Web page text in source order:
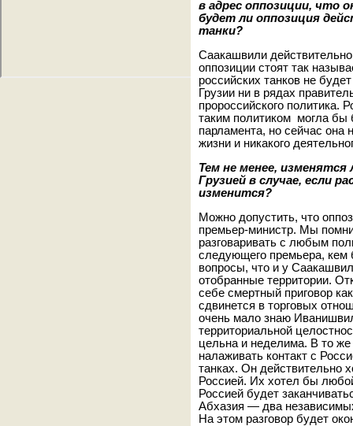
в адрес оппозиции, что
будет ли оппозиция
танки?
Саакашвили действительно
оппозиции стоят так
российских танков не
Грузии ни в рядах
пророссийского политика.
таким политиком могла
парламента, но сейчас она
жизни и никакого
Тем не менее,
Грузией в случае, если
изменится?
Можно допустить, что
премьер-министр. Мы
разговаривать с любым
следующего премьера, кем
вопросы, что и у
отобранные территории.
себе смертный приговор
сдвинется в торговых
очень мало знаю
территориальной
цельна и неделима. В то же
налаживать контакт с
танках. Он действительно
Россией. Их хотел бы
Россией будет
Абхазия — два
На этом разговор будет